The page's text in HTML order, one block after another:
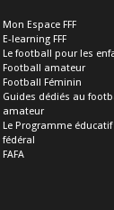
Mon Espace FFF
E-learning FFF
Le football pour les
Football amateur
Football Féminin
Guides dédiés au
amateur
Le Programme éducatif
fédéral
FAFA